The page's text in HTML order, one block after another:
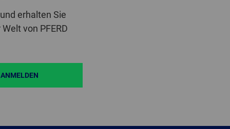
erhalten Sie
von PFERD
ANMELDEN